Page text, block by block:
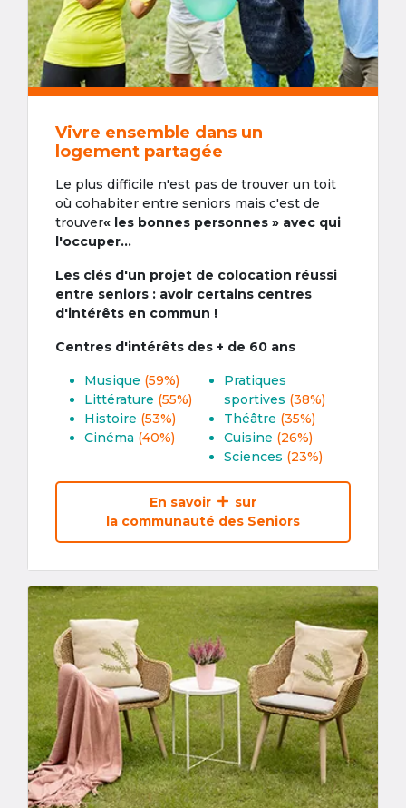
Vivre ensemble dans un
logement partagée
Le plus difficile n'est pas de trouver un toit
où cohabiter entre seniors mais c'est de
trouver« les bonnes personnes » avec qui
l'occuper...
Les clés d'un projet de colocation réussi
entre seniors : avoir certains centres
d'intérêts en commun !
Centres d'intérêts des + de 60 ans
Musique (59%)
Littérature (55%)
Histoire (53%)
Cinéma (40%)
Pratiques
sportives (38%)
Théâtre (35%)
Cuisine (26%)
Sciences (23%)
En savoir
sur
la communauté des Seniors